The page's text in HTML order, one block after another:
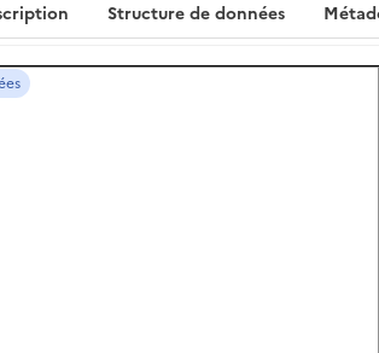
Structure de données